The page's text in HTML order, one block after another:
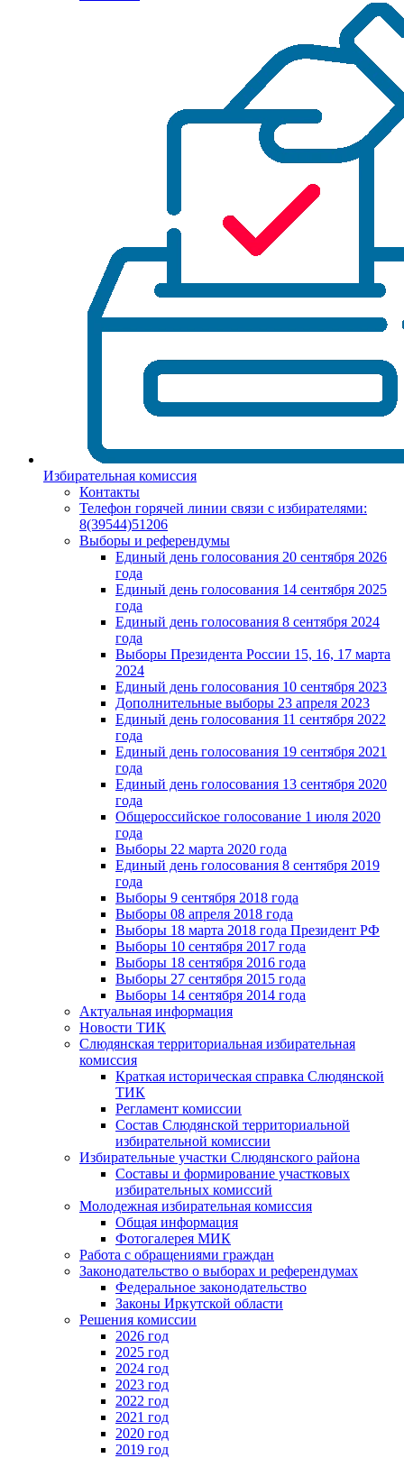
Избирательная комиссия
Контакты
Телефон горячей линии связи с избирателями:
8(39544)51206
Выборы и референдумы
Единый день голосования 20 сентября 2026
года
Единый день голосования 14 сентября 2025
года
Единый день голосования 8 сентября 2024
года
Выборы Президента России 15, 16, 17 марта
2024
Единый день голосования 10 сентября 2023
Дополнительные выборы 23 апреля 2023
Единый день голосования 11 сентября 2022
года
Единый день голосования 19 сентября 2021
года
Единый день голосования 13 сентября 2020
года
Общероссийское голосование 1 июля 2020
года
Выборы 22 марта 2020 года
Единый день голосования 8 сентября 2019
года
Выборы 9 сентября 2018 года
Выборы 08 апреля 2018 года
Выборы 18 марта 2018 года Президент РФ
Выборы 10 сентября 2017 года
Выборы 18 сентября 2016 года
Выборы 27 сентября 2015 года
Выборы 14 сентября 2014 года
Актуальная информация
Новости ТИК
Слюдянская территориальная избирательная
комиссия
Краткая историческая справка Слюдянской
ТИК
Регламент комиссии
Состав Слюдянской территориальной
избирательной комиссии
Избирательные участки Слюдянского района
Составы и формирование участковых
избирательных комиссий
Молодежная избирательная комиссия
Общая информация
Фотогалерея МИК
Работа с обращениями граждан
Законодательство о выборах и референдумах
Федеральное законодательство
Законы Иркутской области
Решения комиссии
2026 год
2025 год
2024 год
2023 год
2022 год
2021 год
2020 год
2019 год